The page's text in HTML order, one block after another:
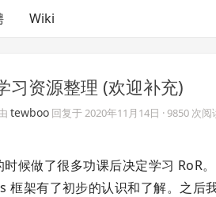
Wiki
习资源整理 (欢迎补充)
tewboo 回复于2020年11月14日 · 9850 次阅
候做了很多功课后决定学习 RoR
架有了初步的认识和了解。之后